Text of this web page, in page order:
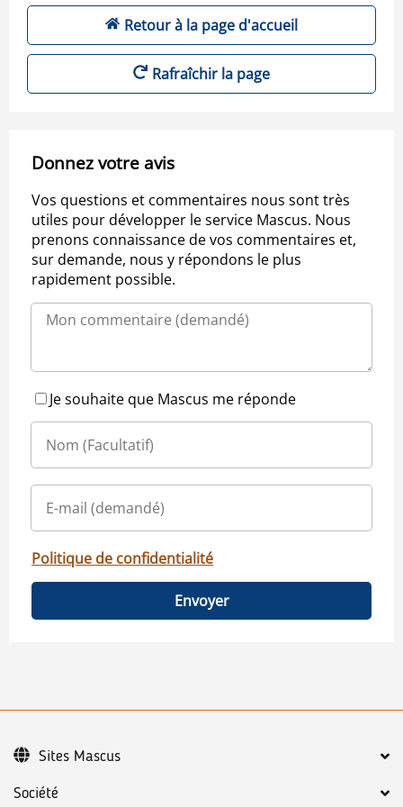
Retour à la page d'accueil
Rafraîchir la page
Donnez votre avis
Vos questions et commentaires nous sont très
utiles pour développer le service Mascus. Nous
prenons connaissance de vos commentaires et,
sur demande, nous y répondons le plus
rapidement possible.
Je souhaite que Mascus me réponde
Politique de confidentialité
Envoyer
Société
Sites Mascus